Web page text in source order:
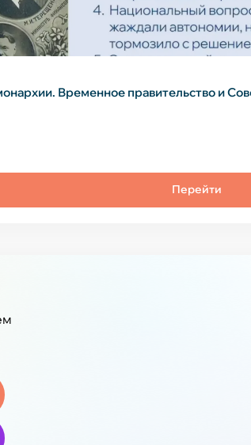
Временное правительство и
Перейти